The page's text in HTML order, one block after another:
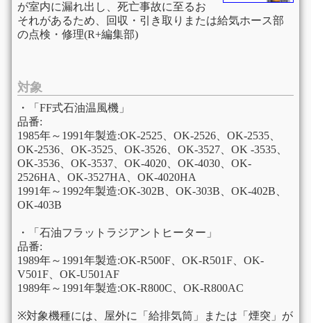
が室内に漏れ出し、死亡事故に至るお
それがあるため、回収・引き取りまたは給気ホース部
の点検・修理(R+編集部)
対象
・「FF式石油温風機」
品番:
1985年～1991年製造:OK-2525、OK-2526、OK-2535、
OK-2536、OK-3525、OK-3526、OK-3527、OK -3535、
OK-3536、OK-3537、OK-4020、OK-4030、OK-
2526HA、OK-3527HA、OK-4020HA
1991年～1992年製造:OK-302B、OK-303B、OK-402B、
OK-403B
・「石油フラットラジアントヒーター」
品番:
1989年～1991年製造:OK-R500F、OK-R501F、OK-
V501F、OK-U501AF
1989年～1991年製造:OK-R800C、OK-R800AC
※対象機種には、屋外に「給排気筒」または「煙突」が